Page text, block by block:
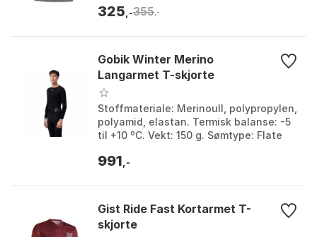
325 ,-355 ,-
Gobik Winter Merino
Langarmet T-skjorte
Stoffmateriale: Merinoull, polypropylen,
polyamid, elastan. Termisk balanse: -5
til +10 ºC. Vekt: 150 g. Sømtype: Flate
Størrelse...
991 ,-
Gist Ride Fast Kortarmet T-
skjorte